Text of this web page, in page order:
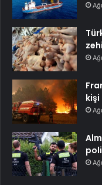
kişi